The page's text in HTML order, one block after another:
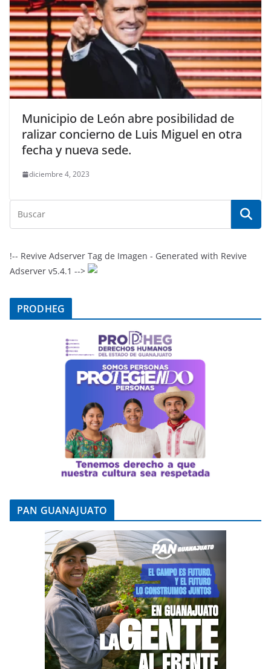
Municipio de León abre posibilidad de
ralizar concierno de Luis Miguel en otra
fecha y nueva sede.
diciembre 4, 2023
!-- Revive Adserver Tag de Imagen - Generated with Revive
Adserver v5.4.1 -->
PRODHEG
PAN GUANAJUATO